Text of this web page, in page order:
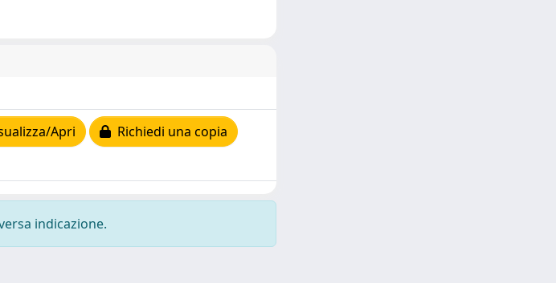
Apri Richiedi una copia
indicazione.